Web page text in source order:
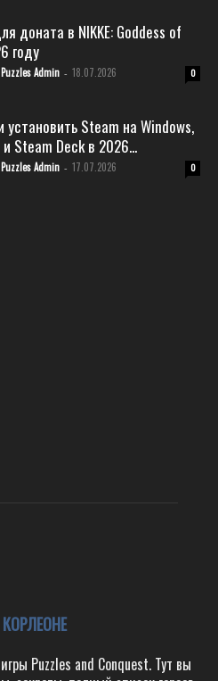
доната в NIKKE: Goddess of
году
Puzzles Admin - 18.07.2026 0
установить Steam на Windows,
Steam Deck в 2026...
Puzzles Admin - 17.07.2026 0
Puzzles and Conquest. Тут вы